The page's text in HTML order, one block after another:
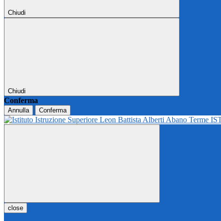
Chiudi
Chiudi
Conferma
Annulla Conferma
close